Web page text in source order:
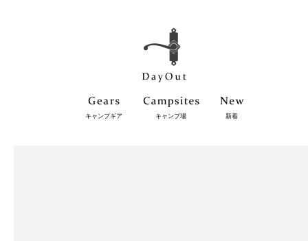
キャンプギア キャンプ場 新着